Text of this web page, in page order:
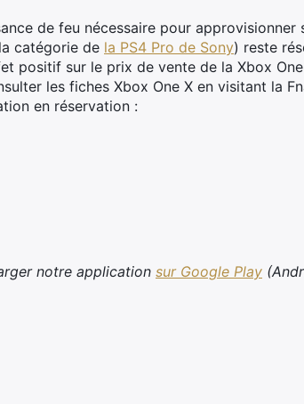
de feu nécessaire pour approvisionner
catégorie de la PS4 Pro de Sony) reste
sur le prix de vente de la Xbox One
les fiches Xbox One X en visitant la
en réservation :
notre application sur Google Play